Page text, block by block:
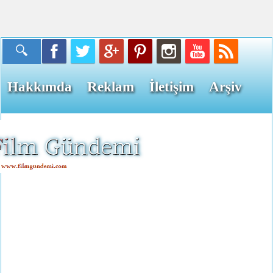
Hakkımda Reklam İletişim Arşiv